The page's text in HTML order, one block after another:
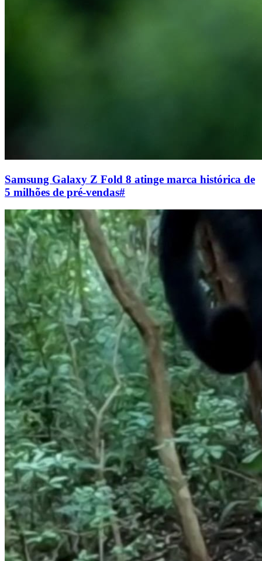
Samsung Galaxy Z Fold 8 atinge marca histórica de
5 milhões de pré-vendas#